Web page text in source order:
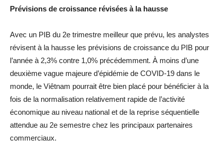
Prévisions de croissance révisées à la hausse
Avec un PIB du 2e trimestre meilleur que prévu, les analystes
révisent à la hausse les prévisions de croissance du PIB pour
l’année à 2,3% contre 1,0% précédemment. À moins d’une
deuxième vague majeure d’épidémie de COVID-19 dans le
monde, le Viêtnam pourrait être bien placé pour bénéficier à la
fois de la normalisation relativement rapide de l’activité
économique au niveau national et de la reprise séquentielle
attendue au 2e semestre chez les principaux partenaires
commerciaux.